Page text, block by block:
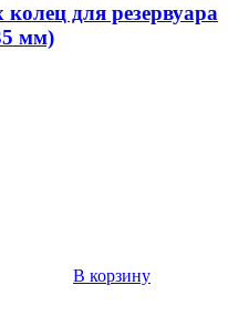
для резервуара
мм)
В корзину